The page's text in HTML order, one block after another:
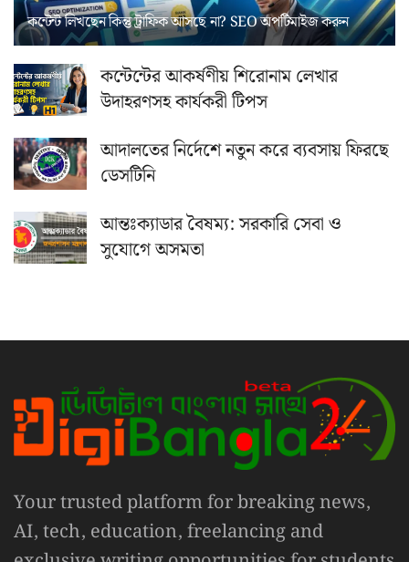
কন্টেন্ট লিখছেন কিন্তু ট্রাফিক আসছে না? ‍SEO অপটিমাইজ করুন
কন্টেন্টের আকর্ষণীয় শিরোনাম লেখার
উদাহরণসহ কার্যকরী টিপস
আদালতের নির্দেশে নতুন করে ব্যবসায় ফিরছে
ডেসটিনি
আন্তঃক্যাডার বৈষম্য: সরকারি সেবা ও
সুযোগে অসমতা
Your trusted platform for breaking news,
AI, tech, education, freelancing and